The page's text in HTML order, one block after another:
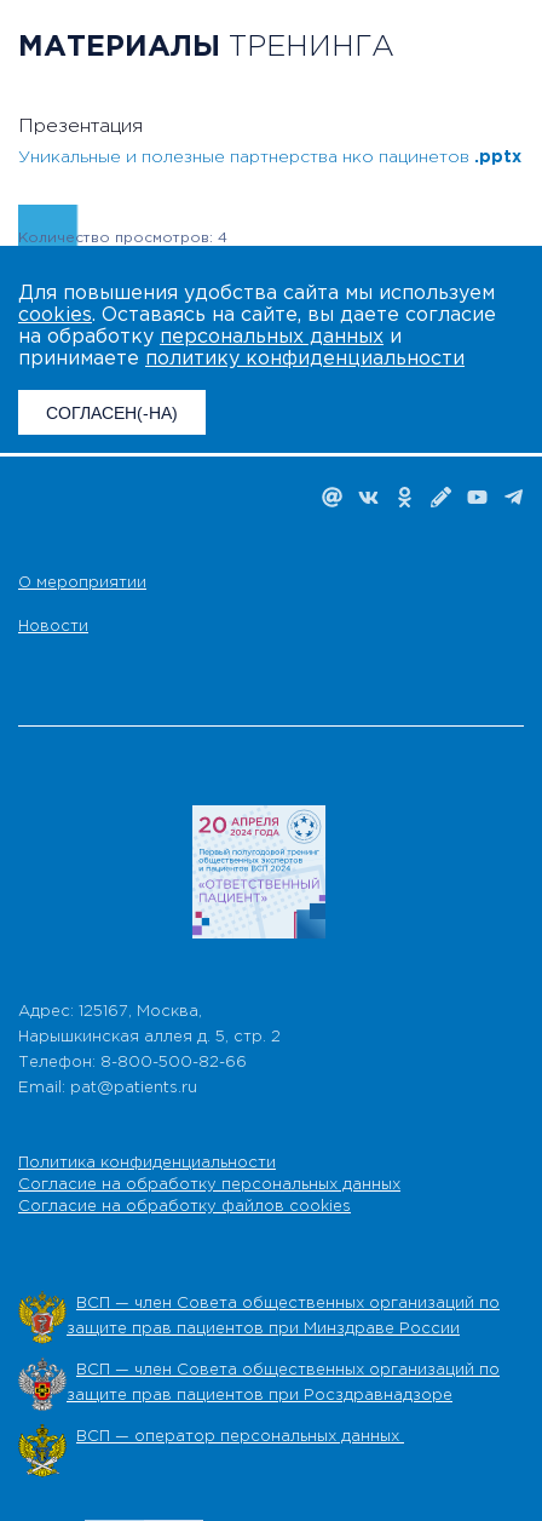
МАТЕРИАЛЫ ТРЕНИНГА
Презентация
Уникальные и полезные партнерства нко пацинетов .pptx
Количество просмотров: 4
Для повышения удобства сайта мы используем
cookies. Оставаясь на сайте, вы даете согласие
на обработку персональных данных и
принимаете политику конфиденциальности
СОГЛАСЕН(-НА)
О мероприятии
Новости
Адрес: 125167, Москва,
Нарышкинская аллея д. 5, стр. 2
Телефон: 8-800-500-82-66
Email: pat@patients.ru
Политика конфиденциальности
Согласие на обработку персональных данных
Согласие на обработку файлов cookies
ВСП — член Совета общественных организаций по
защите прав пациентов при Минздраве России
ВСП — член Совета общественных организаций по
защите прав пациентов при Росздравнадзоре
ВСП — оператор персональных данных